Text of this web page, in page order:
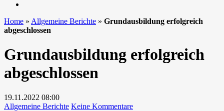
Home » Allgemeine Berichte » Grundausbildung erfolgreich
abgeschlossen
Grundausbildung erfolgreich
abgeschlossen
19.11.2022 08:00
Allgemeine Berichte Keine Kommentarezu